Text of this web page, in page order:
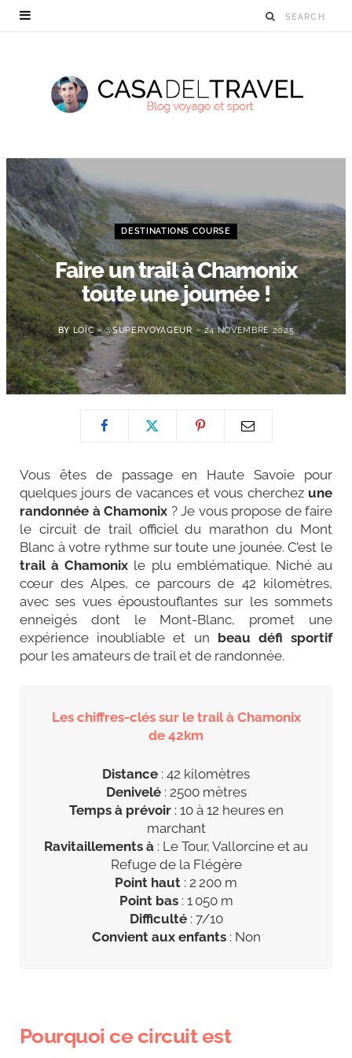
DESTINATIONS COURSE
Faire un trail à Chamonix
toute une journée !
BY LOÏC - @SUPERVOYAGEUR 24 NOVEMBRE 2025
Vous êtes de passage en Haute Savoie pour
quelques jours de vacances et vous cherchez une
randonnée à Chamonix ? Je vous propose de faire
le circuit de trail officiel du marathon du Mont
Blanc à votre rythme sur toute une jounée. C’est le
trail à Chamonix le plu emblématique. Niché au
cœur des Alpes, ce parcours de 42 kilomètres,
avec ses vues époustouflantes sur les sommets
enneigés dont le Mont-Blanc, promet une
expérience inoubliable et un beau défi sportif
pour les amateurs de trail et de randonnée.
Les chiffres-clés sur le trail à Chamonix
de 42km
Distance : 42 kilomètres
Denivelé: 2500 mètres
Temps à prévoir: 10 à 12 heures en
marchant
Ravitaillements à : Le Tour, Vallorcine et au
Refuge de la Flégère
Point haut : 2 200 m
Point bas: 1 050 m
Difficulté: 7/10
Convient aux enfants: Non
Pourquoi ce circuit est